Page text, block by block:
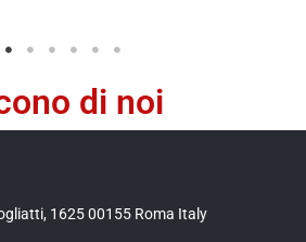
di noi
1625 00155 Roma Italy